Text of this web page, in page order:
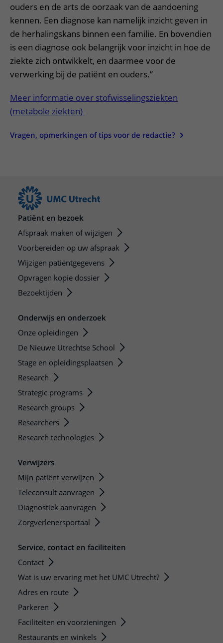
ouders en de arts de oorzaak van de aandoening
kennen. Een diagnose kan namelijk inzicht geven in
de herhalingskans binnen een familie. En bovendien
is een diagnose ook belangrijk voor inzicht in hoe de
ziekte zich ontwikkelt, en daarmee voor de
verwerking bij de patiënt en ouders.”
Meer informatie over stofwisselingsziekten
(metabole ziekten)
Vragen, opmerkingen of tips voor de redactie?
Patiënt en bezoek
Afspraak maken of wijzigen
Voorbereiden op uw afspraak
Wijzigen patiëntgegevens
Opvragen kopie dossier
Bezoektijden
Onderwijs en onderzoek
Onze opleidingen
De Nieuwe Utrechtse School
Stage en opleidingsplaatsen
Research
Strategic programs
Research groups
Researchers
Research technologies
Verwijzers
Mijn patiënt verwijzen
Teleconsult aanvragen
Diagnostiek aanvragen
Zorgverlenersportaal
Service, contact en faciliteiten
Contact
Wat is uw ervaring met het UMC Utrecht?
Adres en route
Parkeren
Faciliteiten en voorzieningen
Restaurants en winkels